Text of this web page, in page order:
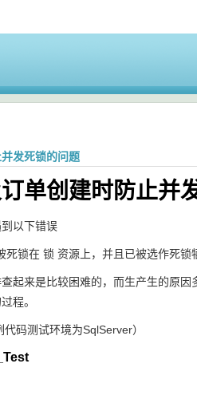
发死锁的问题
单创建时防止并
以下错误
锁在 锁 资源上，并且已被选作死锁
起来是比较困难的，而生产生的原
程。
码测试环境为SqlServer）